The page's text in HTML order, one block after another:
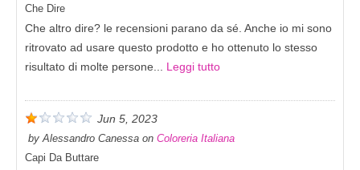
Che Dire
Che altro dire? le recensioni parano da sé. Anche io mi sono
ritrovato ad usare questo prodotto e ho ottenuto lo stesso
risultato di molte persone... Leggi tutto
Jun 5, 2023
byAlessandro Canessa on Coloreria Italiana
Capi Da Buttare